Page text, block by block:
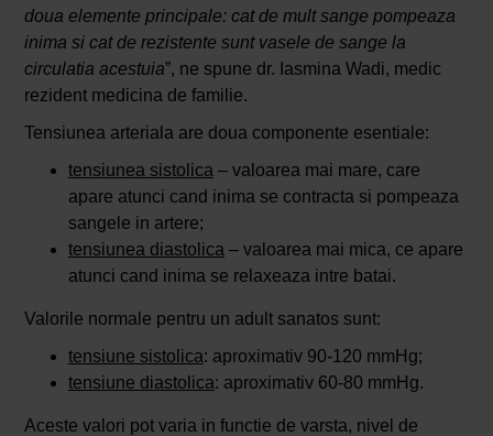
doua elemente principale: cat de mult sange pompeaza
inima si cat de rezistente sunt vasele de sange la
circulatia acestuia”, ne spune dr. Iasmina Wadi, medic
rezident medicina de familie.
Tensiunea arteriala are doua componente esentiale:
tensiunea sistolica – valoarea mai mare, care
apare atunci cand inima se contracta si pompeaza
sangele in artere;
tensiunea diastolica – valoarea mai mica, ce apare
atunci cand inima se relaxeaza intre batai.
Valorile normale pentru un adult sanatos sunt:
tensiune sistolica: aproximativ 90-120 mmHg;
tensiune diastolica: aproximativ 60-80 mmHg.
Aceste valori pot varia in functie de varsta, nivel de